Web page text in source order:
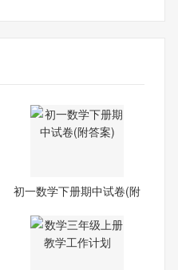
初一数学下册期中试卷(附